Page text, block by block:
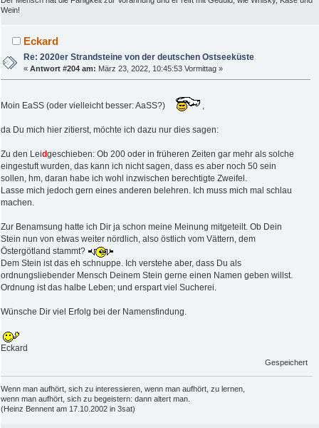
Wein!
Eckard
Re: 2020er Strandsteine von der deutschen Ostseeküste
«Antwort #204 am: März 23, 2022, 10:45:53 Vormittag »
Moin EaSS (oder vielleicht besser: AaSS?) ,
da Du mich hier zitierst, möchte ich dazu nur dies sagen:
Zu den Leidgeschieben: Ob 200 oder in früheren Zeiten gar mehr als solche
eingestuft wurden, das kann ich nicht sagen, dass es aber noch 50 sein
sollen, hm, daran habe ich wohl inzwischen berechtigte Zweifel.
Lasse mich jedoch gern eines anderen belehren. Ich muss mich mal schlau
machen.
Zur Benamsung hatte ich Dir ja schon meine Meinung mitgeteilt. Ob Dein
Stein nun von etwas weiter nördlich, also östlich vom Vättern, dem
Östergötland stammt?
Dem Stein ist das eh schnuppe. Ich verstehe aber, dass Du als
ordnungsliebender Mensch Deinem Stein gerne einen Namen geben willst.
Ordnung ist das halbe Leben; und erspart viel Sucherei.
Wünsche Dir viel Erfolg bei der Namensfindung.
Eckard
Gespeichert
Wenn man aufhört, sich zu interessieren, wenn man aufhört, zu lernen,
wenn man aufhört, sich zu begeistern: dann altert man.
(Heinz Bennent am 17.10.2002 in 3sat)